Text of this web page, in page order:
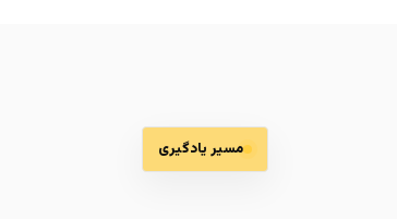
مسیر یادگیری